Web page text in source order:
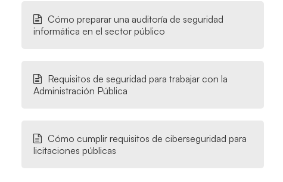
Cómo preparar una auditoría de seguridad
informática en el sector público
Requisitos de seguridad para trabajar con la
Administración Pública
Cómo cumplir requisitos de ciberseguridad para
licitaciones públicas